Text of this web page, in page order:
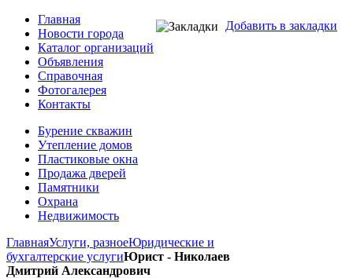
Добавить в закладки
Главная
Новости города
Каталог организаций
Объявления
Справочная
Фотогалерея
Контакты
Бурение скважин
Утепление домов
Пластиковые окна
Продажа дверей
Памятники
Охрана
Недвижимость
ГлавнаяУслуги, разноеЮридические и
бухгалтерские услугиЮрист - Николаев
Дмитрий Александрович